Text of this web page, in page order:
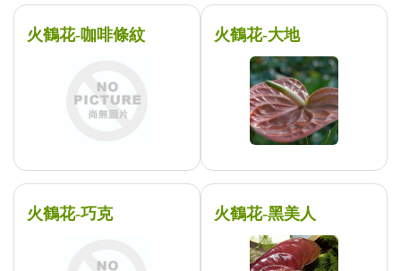
火鶴花-咖啡條紋 火鶴花-大地
火鶴花-巧克 火鶴花-黑美人